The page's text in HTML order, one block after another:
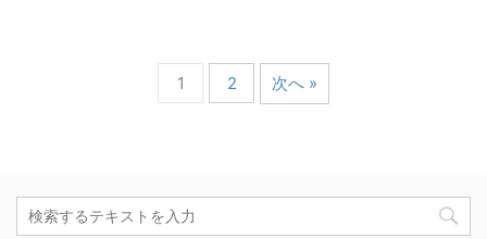
1 2 次へ »